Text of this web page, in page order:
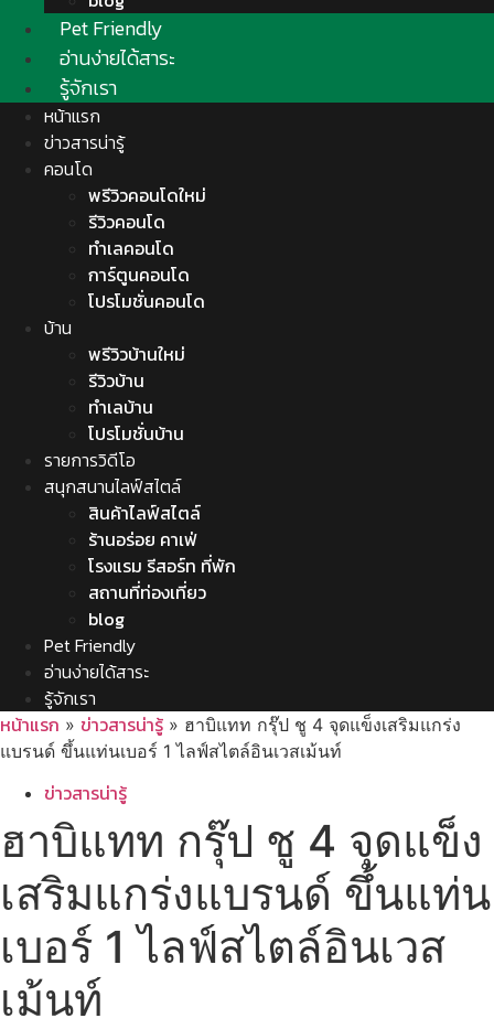
Pet Friendly
อ่านง่ายได้สาระ
รู้จักเรา
หน้าแรก
ข่าวสารน่ารู้
คอนโด
พรีวิวคอนโดใหม่
รีวิวคอนโด
ทำเลคอนโด
การ์ตูนคอนโด
โปรโมชั่นคอนโด
บ้าน
พรีวิวบ้านใหม่
รีวิวบ้าน
ทำเลบ้าน
โปรโมชั่นบ้าน
รายการวิดีโอ
สนุกสนานไลฟ์สไตล์
สินค้าไลฟ์สไตล์
ร้านอร่อย คาเฟ่
โรงแรม รีสอร์ท ที่พัก
สถานที่ท่องเที่ยว
blog
Pet Friendly
อ่านง่ายได้สาระ
รู้จักเรา
หน้าแรก » ข่าวสารน่ารู้ » ฮาบิแทท กรุ๊ป ชู 4 จุดแข็งเสริมแกร่ง
แบรนด์ ขึ้นแท่นเบอร์ 1 ไลฟ์สไตล์อินเวสเม้นท์
ข่าวสารน่ารู้
ฮาบิแทท กรุ๊ป ชู 4 จุดแข็ง
เสริมแกร่งแบรนด์ ขึ้นแท่น
เบอร์ 1 ไลฟ์สไตล์อินเวส
เม้นท์